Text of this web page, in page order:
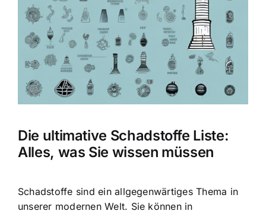
Die ultimative Schadstoffe Liste:
Alles, was Sie wissen müssen
Schadstoffe sind ein allgegenwärtiges Thema in
unserer modernen Welt. Sie können in